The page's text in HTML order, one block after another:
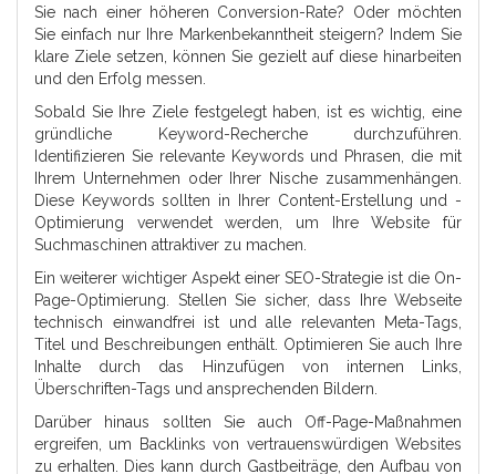
Sie nach einer höheren Conversion-Rate? Oder möchten
Sie einfach nur Ihre Markenbekanntheit steigern? Indem Sie
klare Ziele setzen, können Sie gezielt auf diese hinarbeiten
und den Erfolg messen.
Sobald Sie Ihre Ziele festgelegt haben, ist es wichtig, eine
gründliche Keyword-Recherche durchzuführen.
Identifizieren Sie relevante Keywords und Phrasen, die mit
Ihrem Unternehmen oder Ihrer Nische zusammenhängen.
Diese Keywords sollten in Ihrer Content-Erstellung und -
Optimierung verwendet werden, um Ihre Website für
Suchmaschinen attraktiver zu machen.
Ein weiterer wichtiger Aspekt einer SEO-Strategie ist die On-
Page-Optimierung. Stellen Sie sicher, dass Ihre Webseite
technisch einwandfrei ist und alle relevanten Meta-Tags,
Titel und Beschreibungen enthält. Optimieren Sie auch Ihre
Inhalte durch das Hinzufügen von internen Links,
Überschriften-Tags und ansprechenden Bildern.
Darüber hinaus sollten Sie auch Off-Page-Maßnahmen
ergreifen, um Backlinks von vertrauenswürdigen Websites
zu erhalten. Dies kann durch Gastbeiträge, den Aufbau von